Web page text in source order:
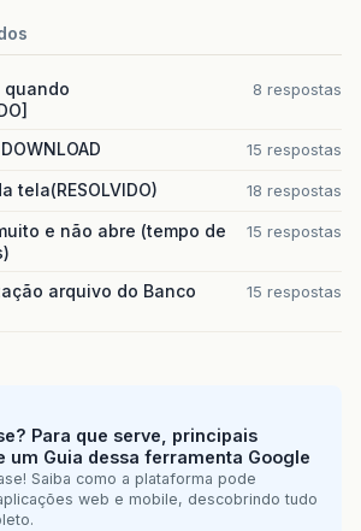
quando
8 respostas
15 respostas
tela(RESOLVIDO) 18 respostas
e não abre (tempo de
15 respostas
arquivo do Banco
15 respostas
Para que serve, principais
um Guia dessa ferramenta Google
Saiba como a plataforma pode
web e mobile, descobrindo tudo